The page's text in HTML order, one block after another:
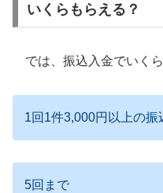
いくらもらえる？
では、振込入金でいく
1回1件3,000円以上の振
5回まで